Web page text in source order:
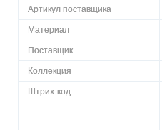
Артикул поставщика
Материал
Поставщик
Коллекция
Штрих-код